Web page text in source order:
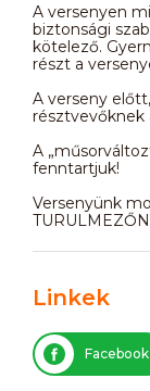
A versenyen
biztonsági
kötelező.
részt a
A verseny
résztvevőknek
A
fenntartjuk!
Versenyünk
Linkek
Facebook